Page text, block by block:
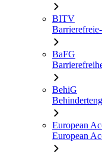
BITV
BaFG
BehiG
European
European